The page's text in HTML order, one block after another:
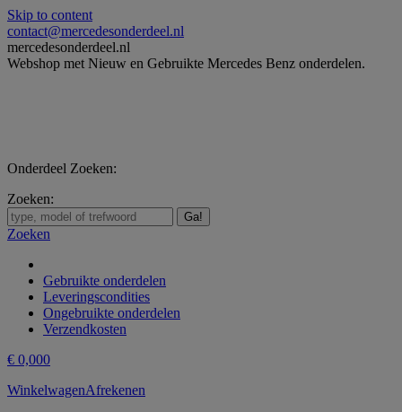
Skip to content
contact@mercedesonderdeel.nl
mercedesonderdeel.nl
Webshop met Nieuw en Gebruikte Mercedes Benz onderdelen.
Onderdeel Zoeken:
Zoeken:
Zoeken
Gebruikte onderdelen
Leveringscondities
Ongebruikte onderdelen
Verzendkosten
€ 0,000
WinkelwagenAfrekenen